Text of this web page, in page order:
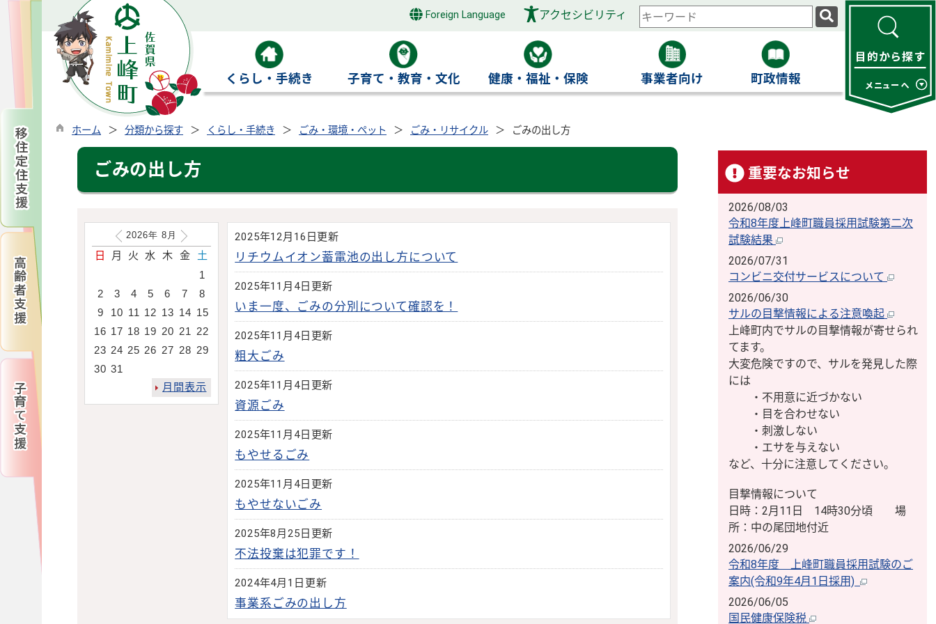
Foreign Language アクセシビリティ
検
索
ワ
ー
くらし・手続き 子育て・教育・文化 健康・福祉・保険 事業者向け 町政情報
ホーム 分類から探す くらし・手続き ごみ・環境・ペット ごみ・リサイクル ごみの出し方
ごみの出し方
2025年12月16日更新
リチウムイオン蓄電池の出し方について
2025年11月4日更新
いま一度、ごみの分別について確認を！
2025年11月4日更新
粗大ごみ
2025年11月4日更新
資源ごみ
2025年11月4日更新
もやせるごみ
2025年11月4日更新
もやせないごみ
2025年8月25日更新
不法投棄は犯罪です！
2024年4月1日更新
事業系ごみの出し方
2026年 8 月
日 月 火 水 木 金 土
1
2
3 4 5 6 7
8
9
10 11 12 13 14 15
16 17 18 19 20 21 22
23 24 25 26 27 28 29
30 31
月間表示
重要なお知らせ
2026/08/03
令和8年度上峰町職員採用試験第二次
試験結果
2026/07/31
コンビニ交付サービスについて
2026/06/30
サルの目撃情報による注意喚起
上峰町内でサルの目撃情報が寄せられ
てます。
大変危険ですので、サルを発見した際
には
・不用意に近づかない
・目を合わせない
・刺激しない
・エサを与えない
など、十分に注意してください。
目撃情報について
日時：2月11日 14時30分頃 場
所：中の尾団地付近
2026/06/29
令和8年度 上峰町職員採用試験のご
案内(令和9年4月1日採用)
2026/06/05
国民健康保険税